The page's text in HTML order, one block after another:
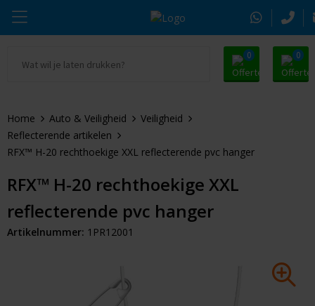
0 0
Drinkwaren
Kleding & Textiel
Tassen & Reizen
Elektronica & Gadgets
Sleutelhangers & Tools
Alle promosnoepje
Zomer
Pasen
Kerst
Eindejaarsgeschenken
Thule
Moleskine
Alle merken
Home Auto & Veiligheid
Veiligheid
Reflecterende artikelen
RFX™ H-20 rechthoekige XXL reflecterende pvc hanger
RFX™ H-20 rechthoekige XXL
reflecterende pvc hanger
Artikelnummer: 1PR12001